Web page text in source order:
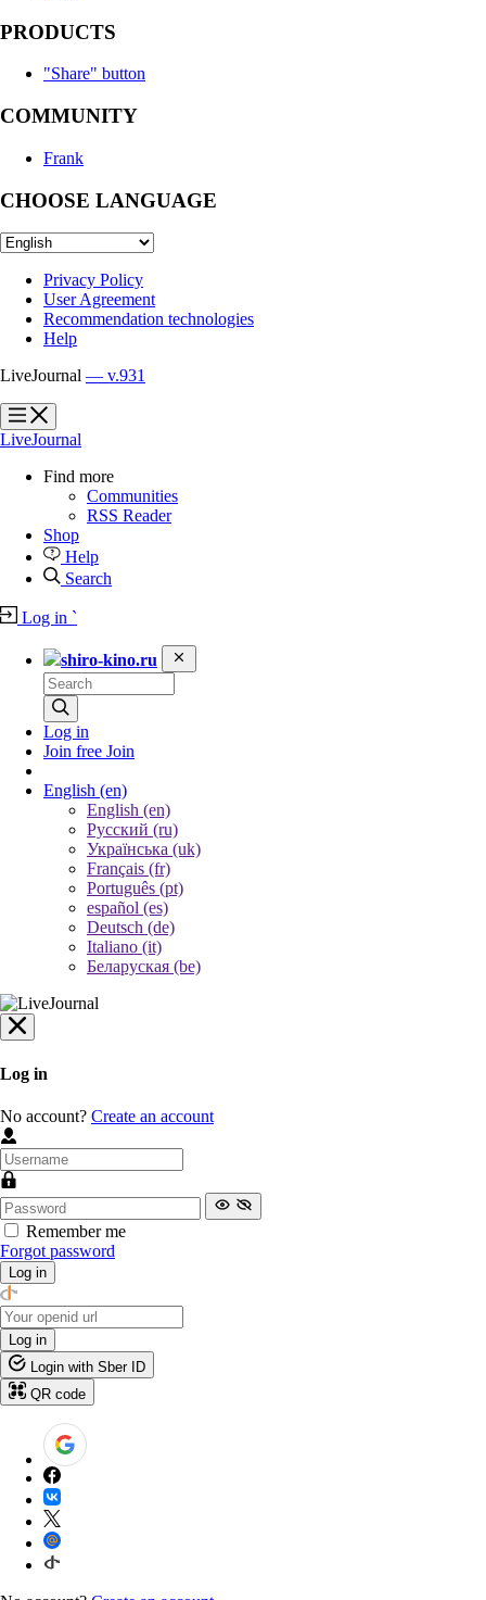
PRODUCTS
"Share" button
COMMUNITY
Frank
CHOOSE LANGUAGE
Privacy Policy
User Agreement
Recommendation technologies
Help
LiveJournal — v.931
?
?
LiveJournal
Find more
Communities
RSS Reader
Shop
Help
Search
Log in `
shiro-kino.ru
Log in
Join free Join
English (en)
English (en)
Русский (ru)
Українська (uk)
Français (fr)
Português (pt)
español (es)
Deutsch (de)
Italiano (it)
Беларуская (be)
Log in
No account? Create an account
Remember me
Forgot password
Log in
Log in
Login with Sber ID
QR code